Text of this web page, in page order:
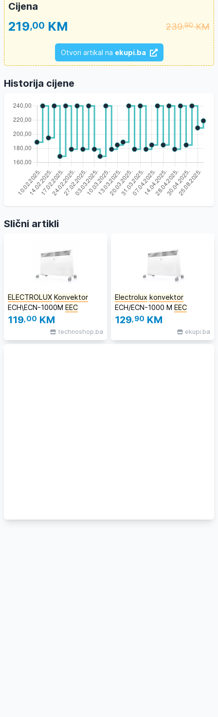
Cijena
219,00 KM 239,90KM
Otvori artikal na ekupi.ba
Historija cijene
Slični artikli
ELECTROLUX Konvektor
ECH\ECN-1000M EEC
119,00 KM
technoshop.ba
Electrolux konvektor
ECH/ECN-1000 M EEC
129,90 KM
ekupi.ba